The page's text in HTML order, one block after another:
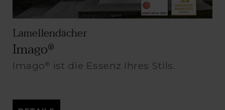
Lamellendächer
Imago®
Imago® ist die Essenz Ihres Stils.